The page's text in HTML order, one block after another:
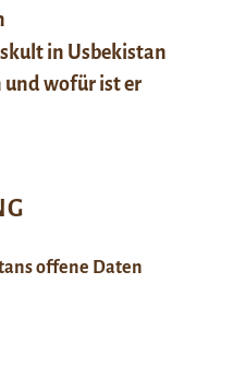
in Usbekistan
und wofür ist er
offene Daten